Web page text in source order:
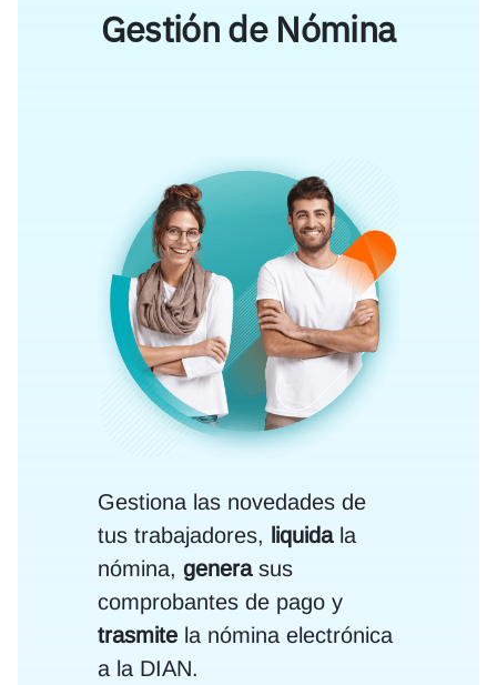
Gestión de Nómina
Gestiona las novedades de
tus trabajadores, liquidala
nómina, generasus
comprobantes de pago y
trasmite la nómina electrónica
a la DIAN.